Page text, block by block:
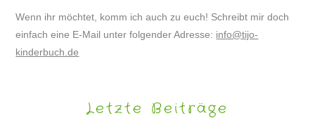
Wenn ihr möchtet, komm ich auch zu euch! Schreibt mir doch
einfach eine E-Mail unter folgender Adresse: info@tijo-
kinderbuch.de
Letzte Beiträge